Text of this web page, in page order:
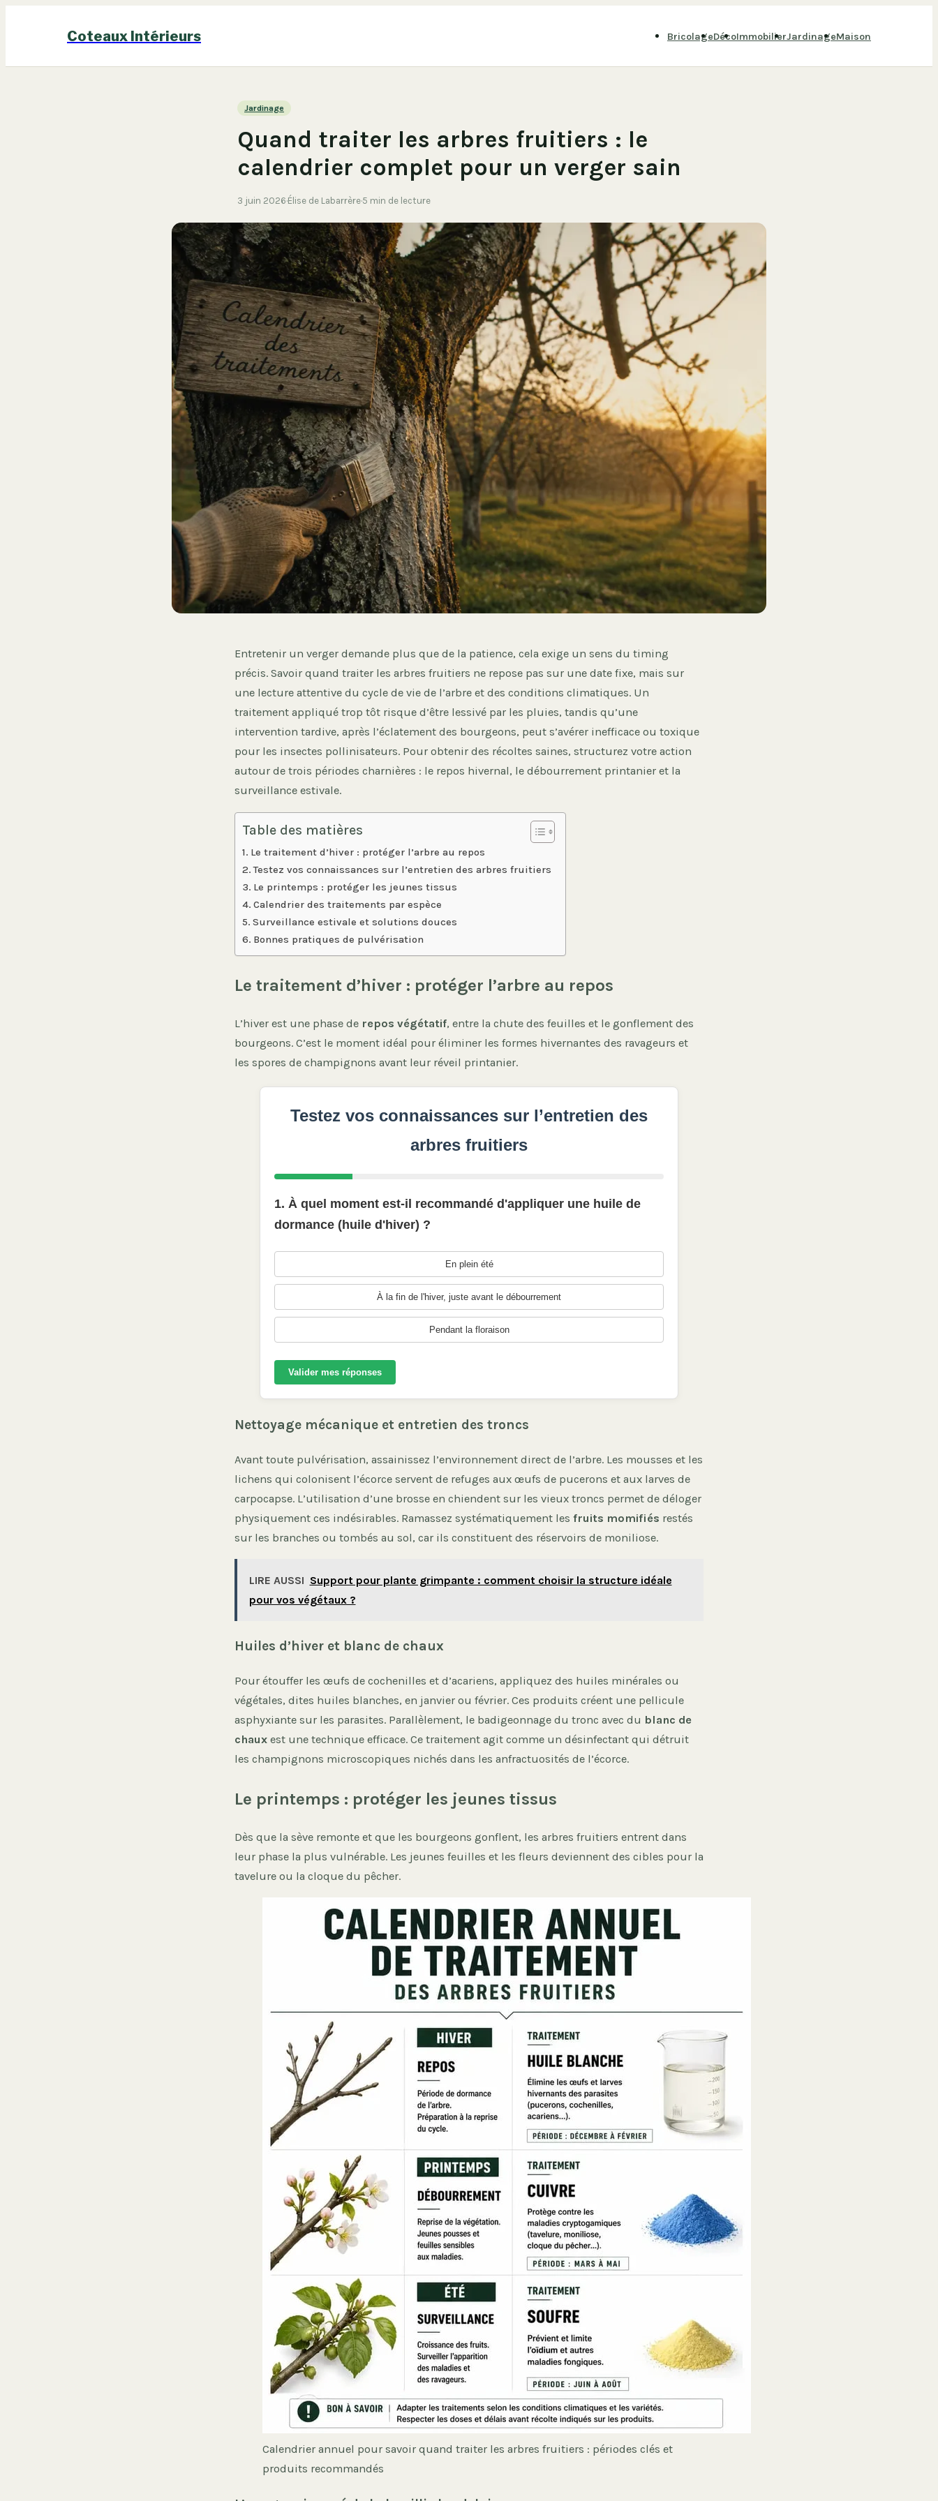
Coteaux Intérieurs BricolageDécoImmobilierJardinageMaison
Jardinage
Quand traiter les arbres fruitiers : le
calendrier complet pour un verger sain
3 juin 2026·Élise de Labarrère·5 min de lecture
Entretenir un verger demande plus que de la patience, cela exige un sens du timing
précis. Savoir quand traiter les arbres fruitiers ne repose pas sur une date fixe, mais sur
une lecture attentive du cycle de vie de l’arbre et des conditions climatiques. Un
traitement appliqué trop tôt risque d’être lessivé par les pluies, tandis qu’une
intervention tardive, après l’éclatement des bourgeons, peut s’avérer inefficace ou toxique
pour les insectes pollinisateurs. Pour obtenir des récoltes saines, structurez votre action
autour de trois périodes charnières : le repos hivernal, le débourrement printanier et la
surveillance estivale.
Table des matières
Le traitement d’hiver : protéger l’arbre au repos
Testez vos connaissances sur l’entretien des arbres fruitiers
Le printemps : protéger les jeunes tissus
Calendrier des traitements par espèce
Surveillance estivale et solutions douces
Bonnes pratiques de pulvérisation
Le traitement d’hiver : protéger l’arbre au repos
L’hiver est une phase de repos végétatif, entre la chute des feuilles et le gonflement des
bourgeons. C’est le moment idéal pour éliminer les formes hivernantes des ravageurs et
les spores de champignons avant leur réveil printanier.
Testez vos connaissances sur l’entretien des
arbres fruitiers
1. À quel moment est-il recommandé d'appliquer une huile de
dormance (huile d'hiver) ?
En plein été
À la fin de l'hiver, juste avant le débourrement
Pendant la floraison
Valider mes réponses
Nettoyage mécanique et entretien des troncs
Avant toute pulvérisation, assainissez l’environnement direct de l’arbre. Les mousses et les
lichens qui colonisent l’écorce servent de refuges aux œufs de pucerons et aux larves de
carpocapse. L’utilisation d’une brosse en chiendent sur les vieux troncs permet de déloger
physiquement ces indésirables. Ramassez systématiquement les fruits momifiés restés
sur les branches ou tombés au sol, car ils constituent des réservoirs de moniliose.
LIRE AUSSI Support pour plante grimpante : comment choisir la structure idéale
pour vos végétaux ?
Huiles d’hiver et blanc de chaux
Pour étouffer les œufs de cochenilles et d’acariens, appliquez des huiles minérales ou
végétales, dites huiles blanches, en janvier ou février. Ces produits créent une pellicule
asphyxiante sur les parasites. Parallèlement, le badigeonnage du tronc avec du blanc de
chaux est une technique efficace. Ce traitement agit comme un désinfectant qui détruit
les champignons microscopiques nichés dans les anfractuosités de l’écorce.
Le printemps : protéger les jeunes tissus
Dès que la sève remonte et que les bourgeons gonflent, les arbres fruitiers entrent dans
leur phase la plus vulnérable. Les jeunes feuilles et les fleurs deviennent des cibles pour la
tavelure ou la cloque du pêcher.
Calendrier annuel pour savoir quand traiter les arbres fruitiers : périodes clés et
produits recommandés